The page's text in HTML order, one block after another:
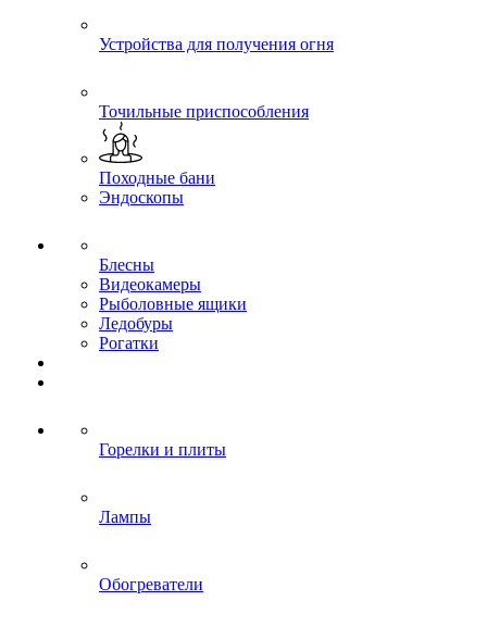
Устройства для получения огня
Точильные приспособления
Походные бани
Эндоскопы
Блесны
Видеокамеры
Рыболовные ящики
Ледобуры
Рогатки
Горелки и плиты
Лампы
Обогреватели